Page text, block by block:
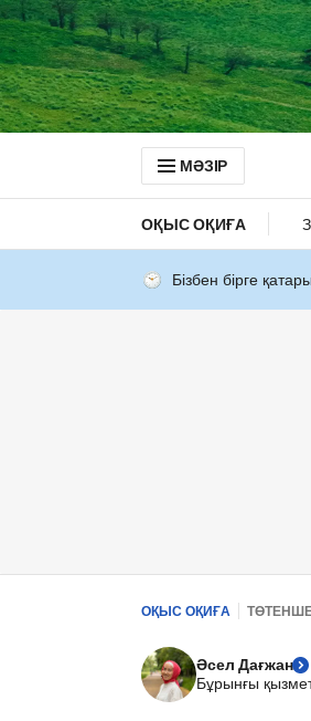
МӘЗІР
ОҚЫС ОҚИҒА
Бізбен бірге
ОҚЫС ОҚИҒА
Әсел Дағжан
Бұрынғы